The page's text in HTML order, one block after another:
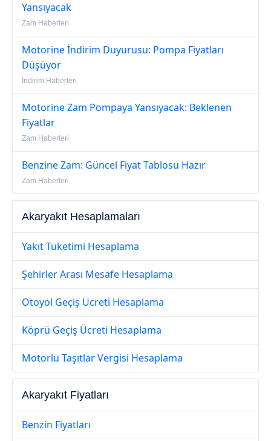
Yansıyacak
Zam Haberleri
Motorine İndirim Duyurusu: Pompa Fiyatları
Düşüyor
İndirim Haberleri
Motorine Zam Pompaya Yansıyacak: Beklenen
Fiyatlar
Zam Haberleri
Benzine Zam: Güncel Fiyat Tablosu Hazır
Zam Haberleri
Akaryakıt Hesaplamaları
Yakıt Tüketimi Hesaplama
Şehirler Arası Mesafe Hesaplama
Otoyol Geçiş Ücreti Hesaplama
Köprü Geçiş Ücreti Hesaplama
Motorlu Taşıtlar Vergisi Hesaplama
Akaryakıt Fiyatları
Benzin Fiyatları